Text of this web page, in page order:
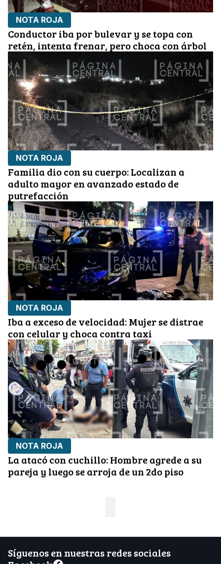
NOTA ROJA
Conductor iba por bulevar y se topa con
retén, intenta frenar, pero choca con árbol
NOTA ROJA
Familia dio con su cuerpo: Localizan a
adulto mayor en avanzado estado de
putrefacción
NOTA ROJA
Iba a exceso de velocidad: Mujer se distrae
con celular y choca contra taxi
NOTA ROJA
La atacó con cuchillo: Hombre agrede a su
pareja y luego se arroja de un 2do piso
Síguenos en nuestras redes sociales